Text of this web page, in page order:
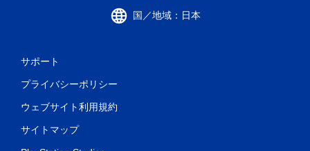
国／地域：日本
サポート
プライバシーポリシー
ウェブサイト利用規約
サイトマップ